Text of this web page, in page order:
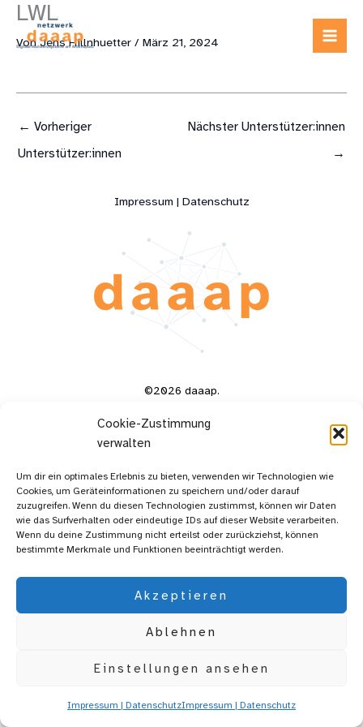
Cookie-Zustimmung
verwalten
Um dir ein optimales Erlebnis zu bieten, verwenden wir Technologien wie
Cookies, um Geräteinformationen zu speichern und/oder darauf
zuzugreifen. Wenn du diesen Technologien zustimmst, können wir Daten
wie das Surfverhalten oder eindeutige IDs auf dieser Website verarbeiten.
Wenn du deine Zustimmung nicht erteilst oder zurückziehst, können
bestimmte Merkmale und Funktionen beeinträchtigt werden.
Akzeptieren
Ablehnen
Einstellungen ansehen
Impressum | DatenschutzImpressum | Datenschutz
Zum
springen
LWL
VonJens Hillnhuetter / März 21, 2024
← Vorheriger
Unterstützer:innen
Nächster Unterstützer:innen
→
Impressum | Datenschutz
©2026 daaap.